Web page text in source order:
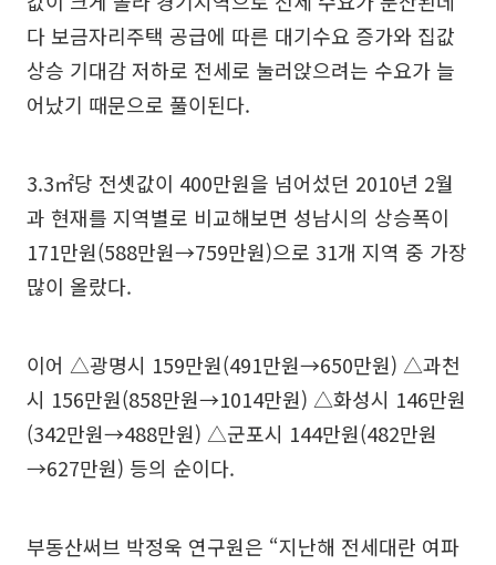
다 보금자리주택 공급에 따른 대기수요 증가와 집값
상승 기대감 저하로 전세로 눌러앉으려는 수요가 늘
어났기 때문으로 풀이된다.
3.3㎡당 전셋값이 400만원을 넘어섰던 2010년 2월
과 현재를 지역별로 비교해보면 성남시의 상승폭이
171만원(588만원→759만원)으로 31개 지역 중 가장
많이 올랐다.
이어 △광명시 159만원(491만원→650만원) △과천
시 156만원(858만원→1014만원) △화성시 146만원
(342만원→488만원) △군포시 144만원(482만원
→627만원) 등의 순이다.
부동산써브 박정욱 연구원은 “지난해 전세대란 여파